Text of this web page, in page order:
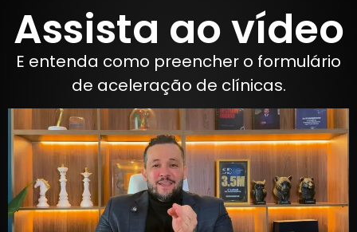
Assista ao vídeo
E entenda como preencher o formulário
de aceleração de clínicas.